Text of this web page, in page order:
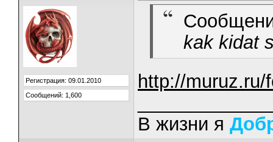
Регистрация: 09.01.2010
Сообщений: 1,600
kak kidat
http://muruz.ru/
В жизни я